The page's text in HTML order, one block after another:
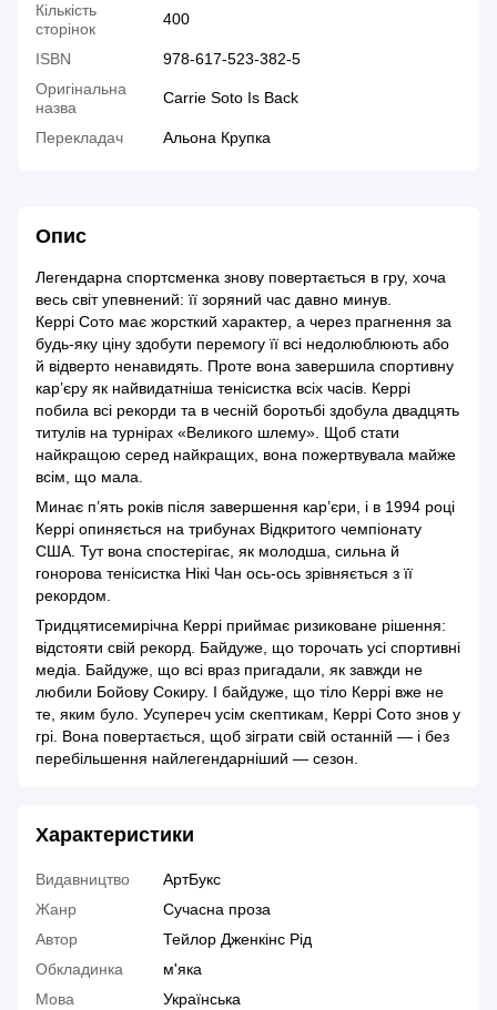
Кількість
сторінок
400
ISBN
978-617-523-382-5
Оригінальна
назва
Carrie Soto Is Back
Перекладач Альона Крупка
Опис
Легендарна спортсменка знову повертається в гру, хоча
весь світ упевнений: її зоряний час давно минув.
Керрі Сото має жорсткий характер, а через прагнення за
будь-яку ціну здобути перемогу її всі недолюблюють або
й відверто ненавидять. Проте вона завершила спортивну
кар’єру як найвидатніша тенісистка всіх часів. Керрі
побила всі рекорди та в чесній боротьбі здобула двадцять
титулів на турнірах «Великого шлему». Щоб стати
найкращою серед найкращих, вона пожертвувала майже
всім, що мала.
Минає п’ять років після завершення кар’єри, і в 1994 році
Керрі опиняється на трибунах Відкритого чемпіонату
США. Тут вона спостерігає, як молодша, сильна й
гонорова тенісистка Нікі Чан ось-ось зрівняється з її
рекордом.
Тридцятисемирічна Керрі приймає ризиковане рішення:
відстояти свій рекорд. Байдуже, що торочать усі спортивні
медіа. Байдуже, що всі враз пригадали, як завжди не
любили Бойову Сокиру. І байдуже, що тіло Керрі вже не
те, яким було. Усупереч усім скептикам, Керрі Сото знов у
грі. Вона повертається, щоб зіграти свій останній — і без
перебільшення найлегендарніший — сезон.
Характеристики
Видавництво
АртБукс
Жанр
Сучасна проза
Автор
Тейлор Дженкінс Рід
Обкладинка
м'яка
Мова
Українська